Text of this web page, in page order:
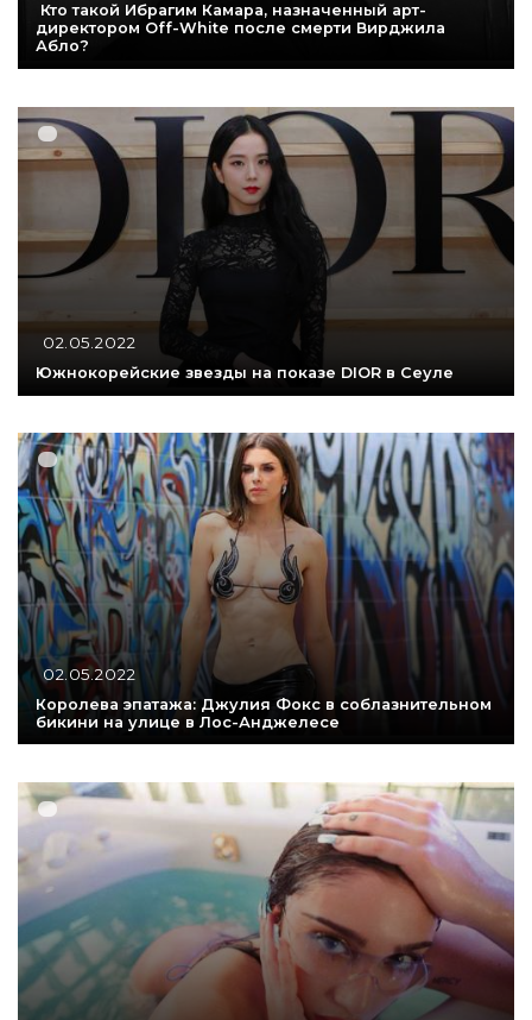
Кто такой Ибрагим Камара, назначенный арт-
директором Off-White после смерти Вирджила
Абло?
02.05.2022
Южнокорейские звезды на показе DIOR в Сеуле
02.05.2022
Королева эпатажа: Джулия Фокс в соблазнительном
бикини на улице в Лос-Анджелесе